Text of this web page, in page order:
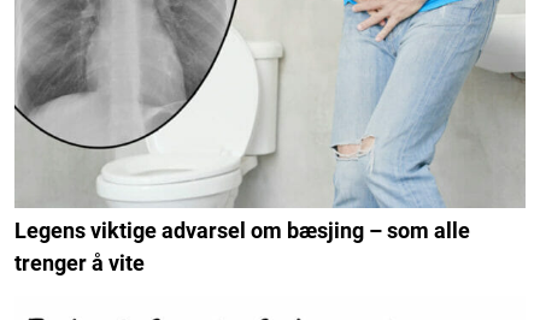
Legens viktige advarsel om bæsjing – som alle
trenger å vite